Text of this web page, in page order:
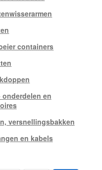
containers
onderdelen en
versnellingsbakken
en kabels